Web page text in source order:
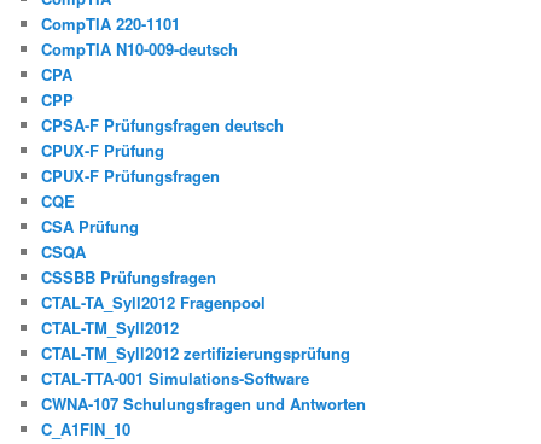
CompTIA 220-1101
CompTIA N10-009-deutsch
CPA
CPP
CPSA-F Prüfungsfragen deutsch
CPUX-F Prüfung
CPUX-F Prüfungsfragen
CQE
CSA Prüfung
CSQA
CSSBB Prüfungsfragen
CTAL-TA_Syll2012 Fragenpool
CTAL-TM_Syll2012
CTAL-TM_Syll2012 zertifizierungsprüfung
CTAL-TTA-001 Simulations-Software
CWNA-107 Schulungsfragen und Antworten
C_A1FIN_10